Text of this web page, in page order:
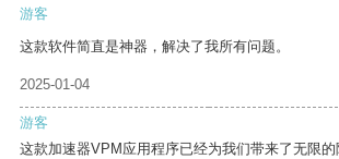
游客
这款软件简直是神器，解决了我所有问题。
2025-01-04
游客
这款加速器VPM应用程序已经为我们带来了无限